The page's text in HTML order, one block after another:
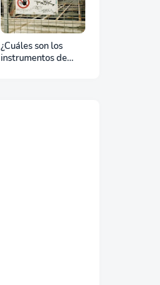
¿Cuáles son los
instrumentos de